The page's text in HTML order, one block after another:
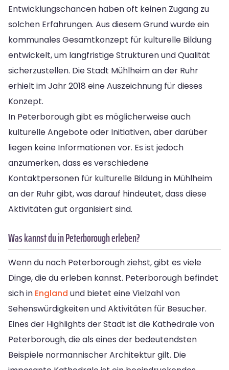
Entwicklungschancen haben oft keinen Zugang zu
solchen Erfahrungen. Aus diesem Grund wurde ein
kommunales Gesamtkonzept für kulturelle Bildung
entwickelt, um langfristige Strukturen und Qualität
sicherzustellen. Die Stadt Mühlheim an der Ruhr
erhielt im Jahr 2018 eine Auszeichnung für dieses
Konzept.
In Peterborough gibt es möglicherweise auch
kulturelle Angebote oder Initiativen, aber darüber
liegen keine Informationen vor. Es ist jedoch
anzumerken, dass es verschiedene
Kontaktpersonen für kulturelle Bildung in Mühlheim
an der Ruhr gibt, was darauf hindeutet, dass diese
Aktivitäten gut organisiert sind.
Was kannst du in Peterborough erleben?
Wenn du nach Peterborough ziehst, gibt es viele
Dinge, die du erleben kannst. Peterborough befindet
sich in England und bietet eine Vielzahl von
Sehenswürdigkeiten und Aktivitäten für Besucher.
Eines der Highlights der Stadt ist die Kathedrale von
Peterborough, die als eines der bedeutendsten
Beispiele normannischer Architektur gilt. Die